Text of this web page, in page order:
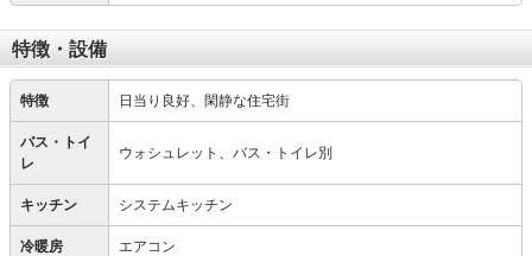
特徴・設備
特徴 日当り良好、閑静な住宅街
バス・トイ
レ
ウォシュレット、バス・トイレ別
キッチン システムキッチン
冷暖房 エアコン